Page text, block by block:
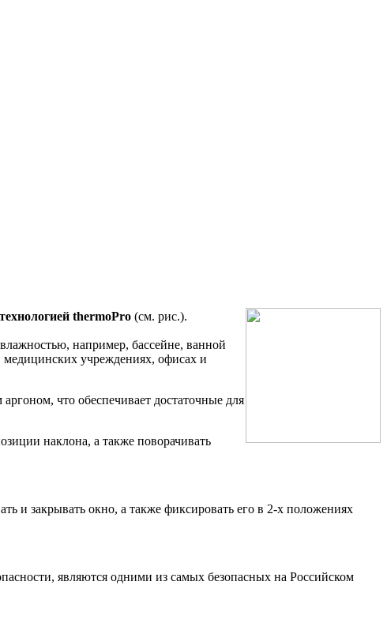
технологией thermoPro (см. рис.).
например, бассейне, ванной
медицинских учреждениях, офисах и
что обеспечивает достаточные для
наклона, а также поворачивать
и закрывать окно, а также фиксировать его в 2-х положениях
являются одними из самых безопасных на Российском